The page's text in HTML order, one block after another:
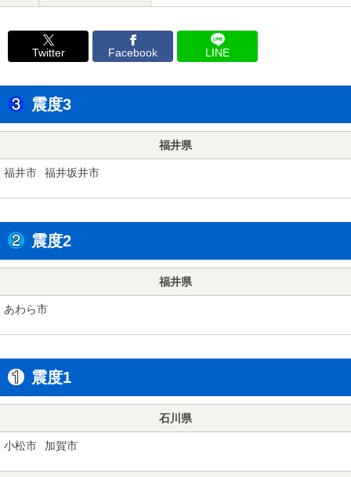
Twitter Facebook LINE
震度3
福井県
福井市 福井坂井市
震度2
福井県
あわら市
震度1
石川県
小松市 加賀市